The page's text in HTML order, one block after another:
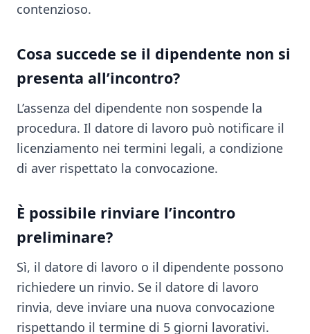
contenzioso.
Cosa succede se il dipendente non si
presenta all’incontro?
L’assenza del dipendente non sospende la
procedura. Il datore di lavoro può notificare il
licenziamento nei termini legali, a condizione
di aver rispettato la convocazione.
È possibile rinviare l’incontro
preliminare?
Sì, il datore di lavoro o il dipendente possono
richiedere un rinvio. Se il datore di lavoro
rinvia, deve inviare una nuova convocazione
rispettando il termine di 5 giorni lavorativi.